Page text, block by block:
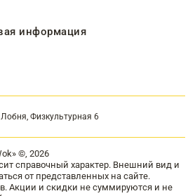
информация
Физкультурная 6
©, 2026
справочный характер. Внешний вид и
от представленных на сайте.
Акции и скидки не суммируются и не